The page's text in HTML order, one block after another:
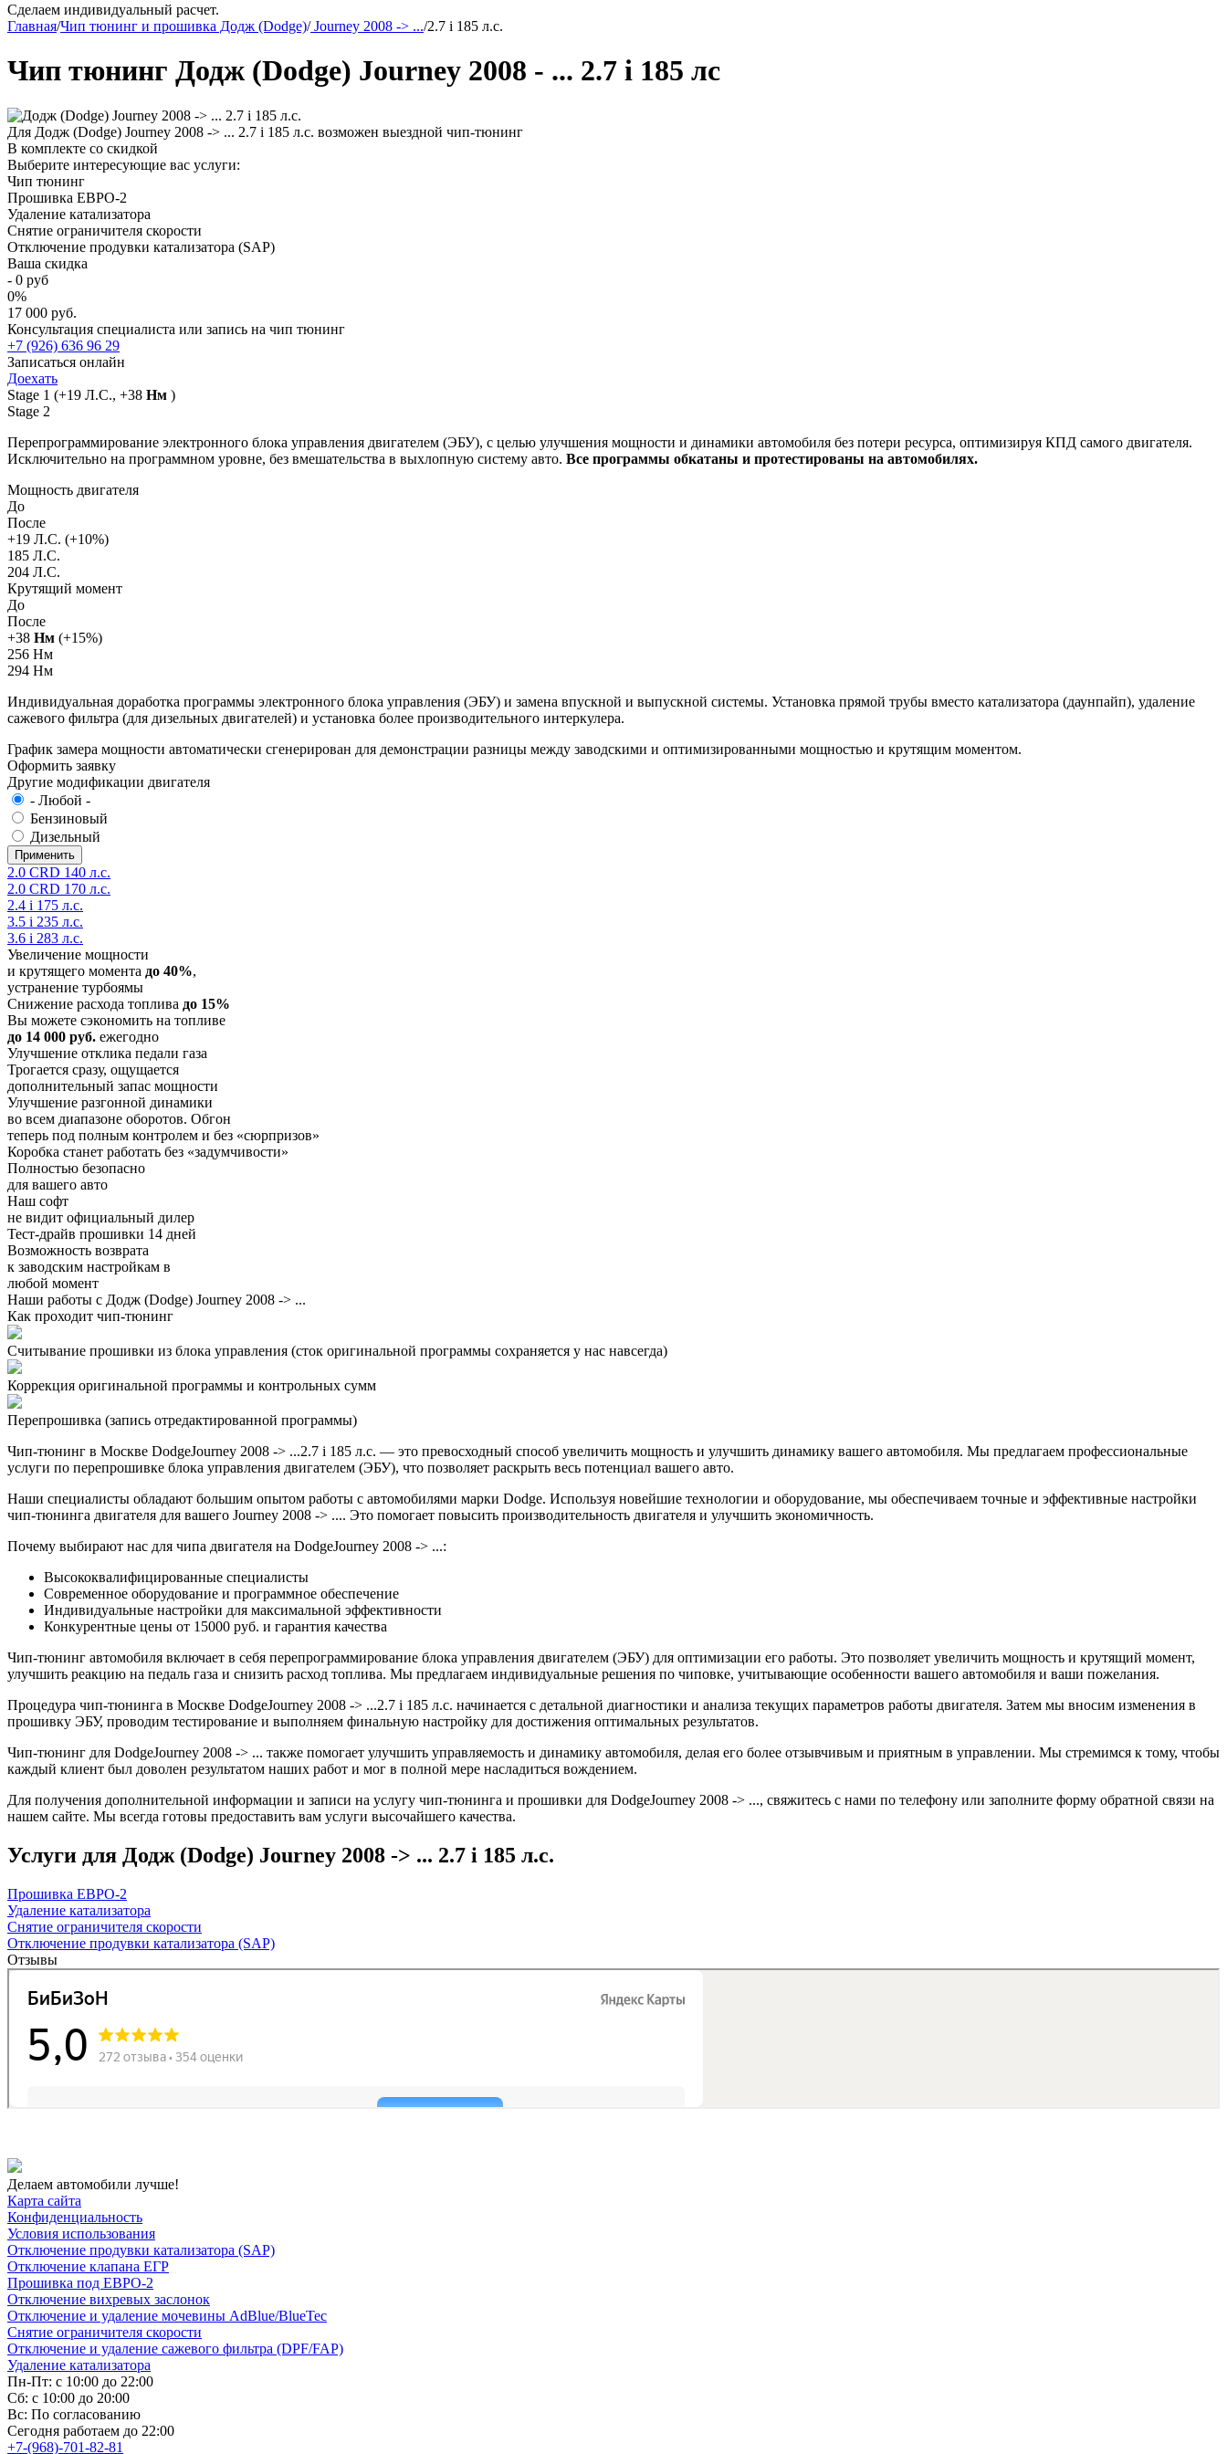
Сделаем индивидуальный расчет.
Главная/Чип тюнинг и прошивка Додж (Dodge)/Journey 2008 -> .../2.7 i 185 л.с.
Чип тюнинг Додж (Dodge) Journey 2008 - ... 2.7 i 185 лс
Для Додж (Dodge) Journey 2008 -> ... 2.7 i 185 л.с. возможен выездной чип-тюнинг
В комплекте со скидкой
Выберите интересующие вас услуги:
Чип тюнинг
Прошивка ЕВРО-2
Удаление катализатора
Снятие ограничителя скорости
Отключение продувки катализатора (SAP)
Ваша скидка
- 0 руб
0%
17 000 руб.
Консультация специалиста или запись на чип тюнинг
+7 (926) 636 96 29
Записаться онлайн
Доехать
Stage 1 (+19 Л.С., +38 Нм )
Stage 2
Перепрограммирование электронного блока управления двигателем (ЭБУ), с целью улучшения мощности и динамики автомобиля без потери ресурса, оптимизируя КПД самого двигателя.
Исключительно на программном уровне, без вмешательства в выхлопную систему авто. Все программы обкатаны и протестированы на автомобилях.
Мощность двигателя
До
После
+19 Л.С. (+10%)
185 Л.С.
204 Л.С.
Крутящий момент
До
После
+38 Нм (+15%)
256 Нм
294 Нм
Индивидуальная доработка программы электронного блока управления (ЭБУ) и замена впускной и выпускной системы. Установка прямой трубы вместо катализатора (даунпайп), удаление
сажевого фильтра (для дизельных двигателей) и установка более производительного интеркулера.
График замера мощности автоматически сгенерирован для демонстрации разницы между заводскими и оптимизированными мощностью и крутящим моментом.
Оформить заявку
Другие модификации двигателя
- Любой -
Бензиновый
Дизельный
2.0 CRD 140 л.с.
2.0 CRD 170 л.с.
2.4 i 175 л.с.
3.5 i 235 л.с.
3.6 i 283 л.с.
Увеличение мощности
и крутящего момента до 40%,
устранение турбоямы
Снижение расхода топлива до 15%
Вы можете сэкономить на топливе
до 14 000 руб. ежегодно
Улучшение отклика педали газа
Трогается сразу, ощущается
дополнительный запас мощности
Улучшение разгонной динамики
во всем диапазоне оборотов. Обгон
теперь под полным контролем и без «сюрпризов»
Коробка станет работать без «задумчивости»
Полностью безопасно
для вашего авто
Наш софт
не видит официальный дилер
Тест-драйв прошивки 14 дней
Возможность возврата
к заводским настройкам в
любой момент
Наши работы с Додж (Dodge) Journey 2008 -> ...
Как проходит чип-тюнинг
Считывание прошивки из блока управления (сток оригинальной программы сохраняется у нас навсегда)
Коррекция оригинальной программы и контрольных сумм
Перепрошивка (запись отредактированной программы)
Чип-тюнинг в Москве DodgeJourney 2008 -> ...2.7 i 185 л.с. — это превосходный способ увеличить мощность и улучшить динамику вашего автомобиля. Мы предлагаем профессиональные
услуги по перепрошивке блока управления двигателем (ЭБУ), что позволяет раскрыть весь потенциал вашего авто.
Наши специалисты обладают большим опытом работы с автомобилями марки Dodge. Используя новейшие технологии и оборудование, мы обеспечиваем точные и эффективные настройки
чип-тюнинга двигателя для вашего Journey 2008 -> .... Это помогает повысить производительность двигателя и улучшить экономичность.
Почему выбирают нас для чипа двигателя на DodgeJourney 2008 -> ...:
Высококвалифицированные специалисты
Современное оборудование и программное обеспечение
Индивидуальные настройки для максимальной эффективности
Конкурентные цены от 15000 руб. и гарантия качества
Чип-тюнинг автомобиля включает в себя перепрограммирование блока управления двигателем (ЭБУ) для оптимизации его работы. Это позволяет увеличить мощность и крутящий момент,
улучшить реакцию на педаль газа и снизить расход топлива. Мы предлагаем индивидуальные решения по чиповке, учитывающие особенности вашего автомобиля и ваши пожелания.
Процедура чип-тюнинга в Москве DodgeJourney 2008 -> ...2.7 i 185 л.с. начинается с детальной диагностики и анализа текущих параметров работы двигателя. Затем мы вносим изменения в
прошивку ЭБУ, проводим тестирование и выполняем финальную настройку для достижения оптимальных результатов.
Чип-тюнинг для DodgeJourney 2008 -> ... также помогает улучшить управляемость и динамику автомобиля, делая его более отзывчивым и приятным в управлении. Мы стремимся к тому, чтобы
каждый клиент был доволен результатом наших работ и мог в полной мере насладиться вождением.
Для получения дополнительной информации и записи на услугу чип-тюнинга и прошивки для DodgeJourney 2008 -> ..., свяжитесь с нами по телефону или заполните форму обратной связи на
нашем сайте. Мы всегда готовы предоставить вам услуги высочайшего качества.
Услуги для Додж (Dodge) Journey 2008 -> ... 2.7 i 185 л.с.
Прошивка ЕВРО-2
Удаление катализатора
Снятие ограничителя скорости
Отключение продувки катализатора (SAP)
Отзывы
Делаем автомобили лучше!
Карта сайта
Конфиденциальность
Условия использования
Отключение продувки катализатора (SAP)
Отключение клапана ЕГР
Прошивка под ЕВРО-2
Отключение вихревых заслонок
Отключение и удаление мочевины AdBlue/BlueTec
Снятие ограничителя скорости
Отключение и удаление сажевого фильтра (DPF/FAP)
Удаление катализатора
Пн-Пт: с 10:00 до 22:00
Сб: с 10:00 до 20:00
Вс: По согласованию
Сегодня работаем до 22:00
+7-(968)-701-82-81